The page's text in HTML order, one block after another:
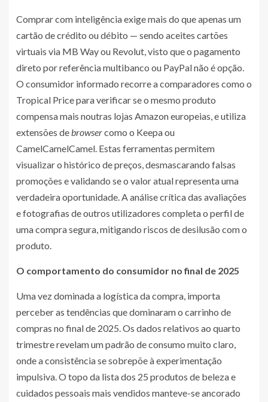
Comprar com inteligência exige mais do que apenas um
cartão de crédito ou débito — sendo aceites cartões
virtuais via MB Way ou Revolut, visto que o pagamento
direto por referência multibanco ou PayPal não é opção.
O consumidor informado recorre a comparadores como o
Tropical Price para verificar se o mesmo produto
compensa mais noutras lojas Amazon europeias, e utiliza
extensões de browsercomo o Keepa ou
CamelCamelCamel. Estas ferramentas permitem
visualizar o histórico de preços, desmascarando falsas
promoções e validando se o valor atual representa uma
verdadeira oportunidade. A análise crítica das avaliações
e fotografias de outros utilizadores completa o perfil de
uma compra segura, mitigando riscos de desilusão com o
produto.
O comportamento do consumidor no final de 2025
Uma vez dominada a logística da compra, importa
perceber as tendências que dominaram o carrinho de
compras no final de 2025. Os dados relativos ao quarto
trimestre revelam um padrão de consumo muito claro,
onde a consistência se sobrepõe à experimentação
impulsiva. O topo da lista dos 25 produtos de beleza e
cuidados pessoais mais vendidos manteve-se ancorado